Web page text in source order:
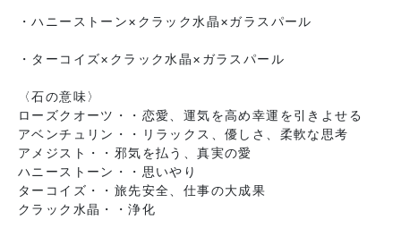
・ハニーストーン×クラック水晶×ガラスパール
・ターコイズ×クラック水晶×ガラスパール
〈石の意味〉
ローズクオーツ・・恋愛、運気を高め幸運を引きよせる
アベンチュリン・・リラックス、優しさ、柔軟な思考
アメジスト・・邪気を払う、真実の愛
ハニーストーン・・思いやり
ターコイズ・・旅先安全、仕事の大成果
クラック水晶・・浄化